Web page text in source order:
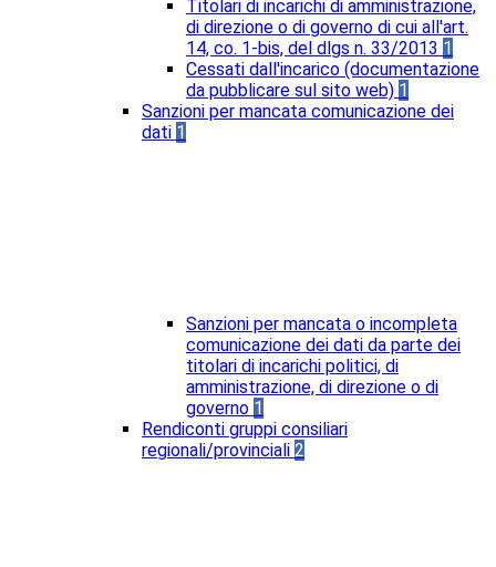
Titolari di incarichi di amministrazione,
di direzione o di governo di cui all'art.
14, co. 1-bis, del dlgs n. 33/2013 1
Cessati dall'incarico (documentazione
da pubblicare sul sito web) 1
Sanzioni per mancata comunicazione dei
dati 1
Sanzioni per mancata o incompleta
comunicazione dei dati da parte dei
titolari di incarichi politici, di
amministrazione, di direzione o di
governo 1
Rendiconti gruppi consiliari
regionali/provinciali 2